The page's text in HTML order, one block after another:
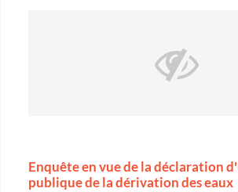
Enquête en vue de la déclaration
publique de la dérivation des eaux